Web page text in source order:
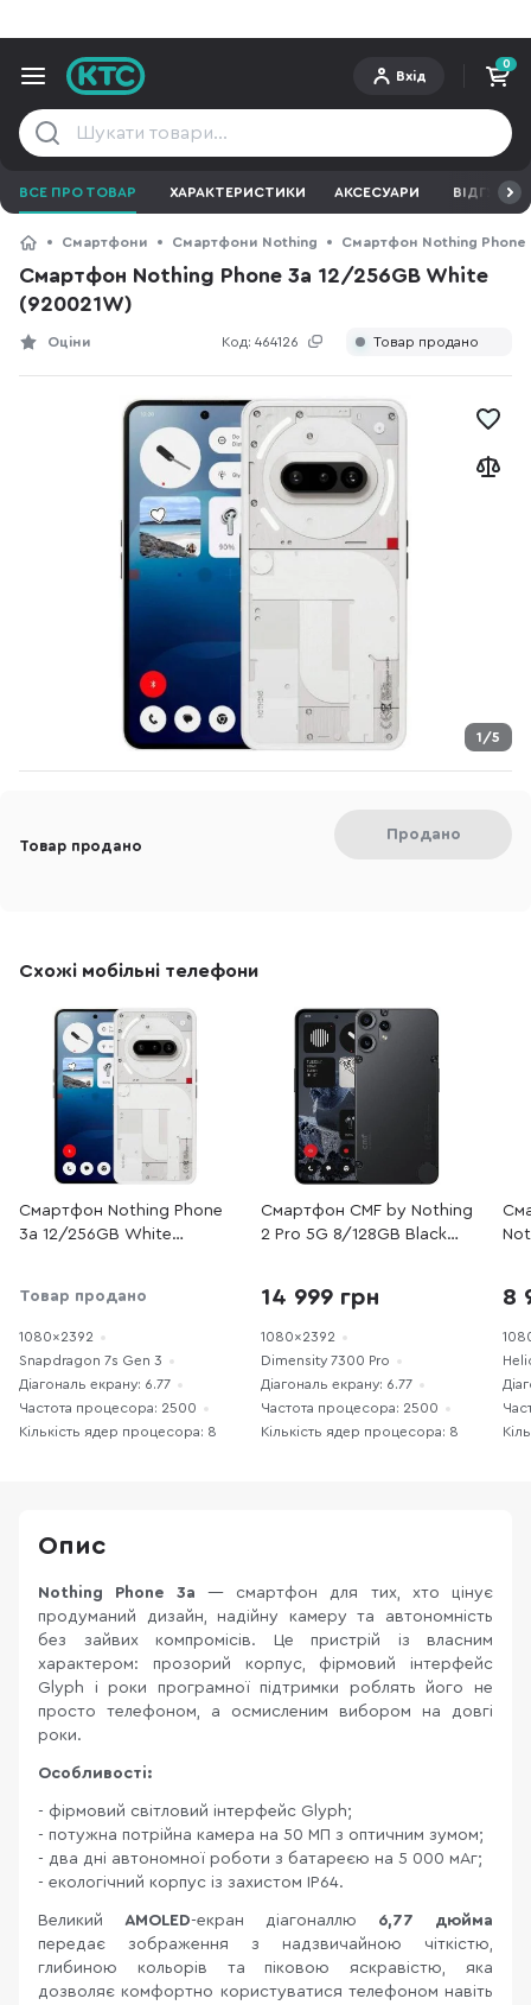
Вхід
0
ВСЕ ПРО ТОВАР ХАРАКТЕРИСТИКИ АКСЕСУАРИ ВІДГУКИ
Смартфони Смартфони Nothing Смартфон Nothing Phone
Смартфон Nothing Phone 3a 12/256GB White
(920021W)
Код: 464126
Оціни Товар продано
1/5
Товар продано
Продано
Схожі мобільні телефони
Смартфон Nothing Phone
3a 12/256GB White
Товар продано
1080x2392
Snapdragon 7s Gen 3
Діагональ екрану: 6.77
Частота процесора: 2500
Кількість ядер процесора: 8
Смартфон CMF by Nothing
2 Pro 5G 8/128GB Black
14 999 грн
1080x2392
Dimensity 7300 Pro
Діагональ екрану: 6.77
Частота процесора: 2500
Кількість ядер процесора: 8
8
Опис
Nothing Phone 3a — смартфон для тих, хто цінує
продуманий дизайн, надійну камеру та автономність
без зайвих компромісів. Це пристрій із власним
характером: прозорий корпус, фірмовий інтерфейс
Glyph і роки програмної підтримки роблять його не
просто телефоном, а осмисленим вибором на довгі
роки.
Особливості:
- фірмовий світловий інтерфейс Glyph;
- потужна потрійна камера на 50 МП з оптичним зумом;
- два дні автономної роботи з батареєю на 5 000 мАг;
- екологічний корпус із захистом IP64.
Великий AMOLED-екран діагоналлю 6,77 дюйма
передає зображення з надзвичайною чіткістю,
глибиною кольорів та піковою яскравістю, яка
дозволяє комфортно користуватися телефоном навіть